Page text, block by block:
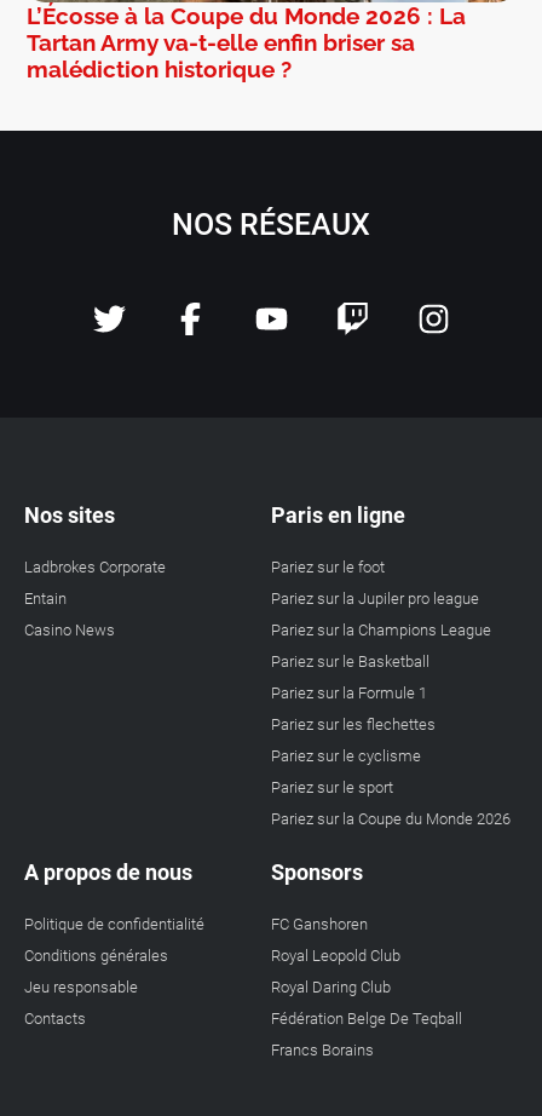
L’Écosse à la Coupe du Monde 2026 : La
Tartan Army va-t-elle enfin briser sa
malédiction historique ?
NOS RÉSEAUX
Nos sites
Ladbrokes Corporate
Entain
Casino News
Paris en ligne
Pariez sur le foot
Pariez sur la Jupiler pro league
Pariez sur la Champions League
Pariez sur le Basketball
Pariez sur la Formule 1
Pariez sur les flechettes
Pariez sur le cyclisme
Pariez sur le sport
Pariez sur la Coupe du Monde 2026
A propos de nous
Politique de confidentialité
Conditions générales
Jeu responsable
Contacts
Sponsors
FC Ganshoren
Royal Leopold Club
Royal Daring Club
Fédération Belge De Teqball
Francs Borains